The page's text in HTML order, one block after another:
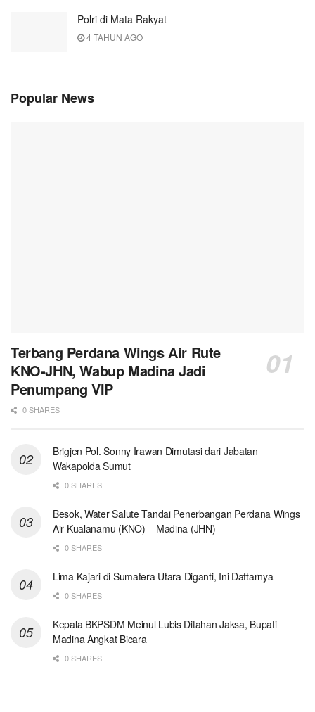
Polri di Mata Rakyat
4 TAHUN AGO
Popular News
Terbang Perdana Wings Air Rute
KNO-JHN, Wabup Madina Jadi
Penumpang VIP
0 SHARES
Brigjen Pol. Sonny Irawan Dimutasi dari Jabatan
Wakapolda Sumut
0 SHARES
Besok, Water Salute Tandai Penerbangan Perdana Wings
Air Kualanamu (KNO) – Madina (JHN)
0 SHARES
Lima Kajari di Sumatera Utara Diganti, Ini Daftarnya
0 SHARES
Kepala BKPSDM Meinul Lubis Ditahan Jaksa, Bupati
Madina Angkat Bicara
0 SHARES